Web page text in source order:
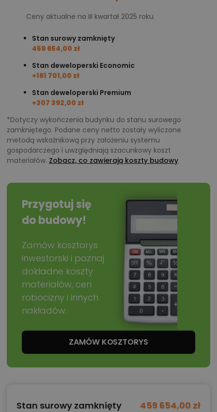
Ceny aktualne na III kwartał 2025 roku
Stan surowy zamknięty
459 654,00 zł
Stan deweloperski Economic
+161 701,00 zł
Stan deweloperski Premium
+307 392,00 zł
*Dotyczy wykończenia budynku do stanu surowego
zamkniętego. Podane ceny netto zostały wyliczone
metodą wskaźnikową przy założeniu systemu
gospodarczego i uwzględniają szacunkowy koszt
materiałów. Zobacz, co zawierają koszty budowy
Przygotuj się
do budowy!
Zamów kosztorys
inwestorski i poznaj
dokładne koszty
materiałów, cen
robocizny i innych
nakładów.
ZAMÓW KOSZTORYS
Stan surowy zamknięty 459 654,00 zł